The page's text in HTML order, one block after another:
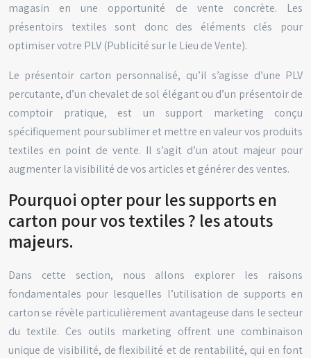
magasin en une opportunité de vente concrète. Les
présentoirs textiles sont donc des éléments clés pour
optimiser votre PLV (Publicité sur le Lieu de Vente).
Le présentoir carton personnalisé, qu’il s’agisse d’une PLV
percutante, d’un chevalet de sol élégant ou d’un présentoir de
comptoir pratique, est un support marketing conçu
spécifiquement pour sublimer et mettre en valeur vos produits
textiles en point de vente. Il s’agit d’un atout majeur pour
augmenter la visibilité de vos articles et générer des ventes.
Pourquoi opter pour les supports en
carton pour vos textiles ? les atouts
majeurs.
Dans cette section, nous allons explorer les raisons
fondamentales pour lesquelles l’utilisation de supports en
carton se révèle particulièrement avantageuse dans le secteur
du textile. Ces outils marketing offrent une combinaison
unique de visibilité, de flexibilité et de rentabilité, qui en font